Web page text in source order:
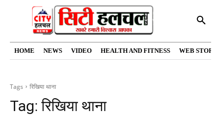
HOME NEWS VIDEO HEALTH AND FITNESS WEB
Tags रिखिया थाना
Tag:रिखिया थाना